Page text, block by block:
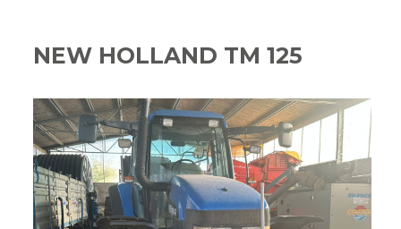
USATO
NOLEGGIO
NEW HOLLAND TM 125
ED
ESCAVATORI
TRINCE